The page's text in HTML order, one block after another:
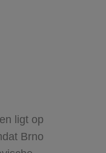
ligt op
Brno